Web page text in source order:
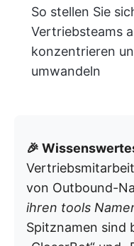
So stellen Sie
Vertriebsteams
konzentrieren
umwandeln
🎉
von Outbound-
ihren tools
Spitznamen sind